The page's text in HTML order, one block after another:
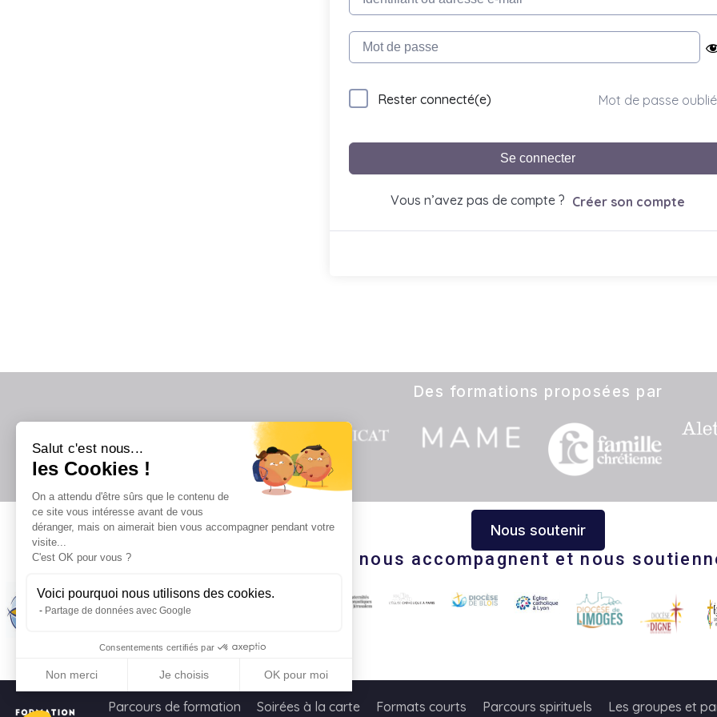
Salut c'est nous...
les Cookies !
On a attendu d'être sûrs que le contenu de
ce site vous intéresse avant de vous
déranger, mais on aimerait bien vous accompagner pendant votre
visite...
C'est OK pour vous ?
Voici pourquoi nous utilisons des cookies.
Partage de données avec Google
Consentements certifiés par
Non merci Je choisis OK pour moi
Plateforme de Gestion du Consentement : Personnalisez vos Options
Rester connecté(e) Mot de passe
Se connecter
Vous n’avez pas de compte ? Créer son compte
Des formations proposées par
Nous soutenir
Ils nous accompagnent et nous
Parcours de formation Soirées à la carte Formats courts Parcours spirituels Les groupes et